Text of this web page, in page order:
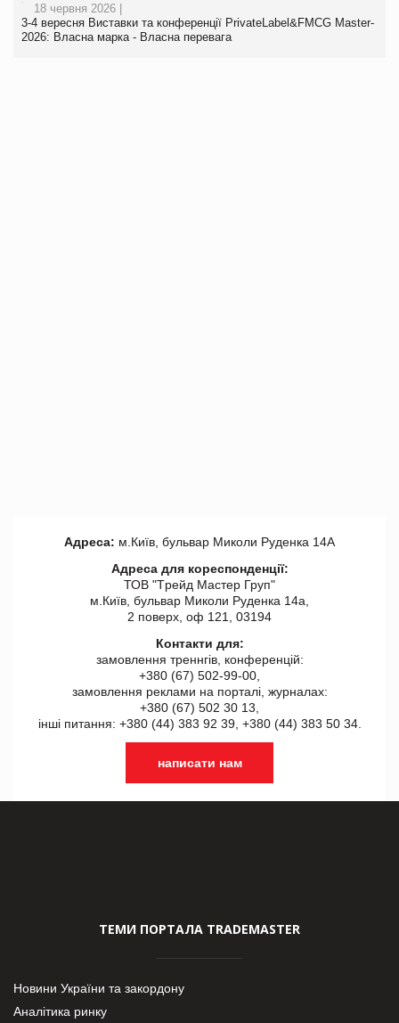
18 червня 2026 |
3-4 вересня Виставки та конференції PrivateLabel&FMCG Master-
2026: Власна марка - Власна перевага
Адреса: м.Київ, бульвар Миколи Руденка 14А
Адреса для кореспонденції:
ТОВ "Tрейд Мастер Груп"
м.Київ, бульвар Миколи Руденка 14а,
2 поверх, оф 121, 03194
Контакти для:
замовлення треннгів, конференцій:
+380 (67) 502-99-00,
замовлення реклами на порталі, журналах:
+380 (67) 502 30 13,
інші питання: +380 (44) 383 92 39, +380 (44) 383 50 34.
написати нам
ТЕМИ ПОРТАЛА TRADEMASTER
Новини України та закордону
Аналітика ринку